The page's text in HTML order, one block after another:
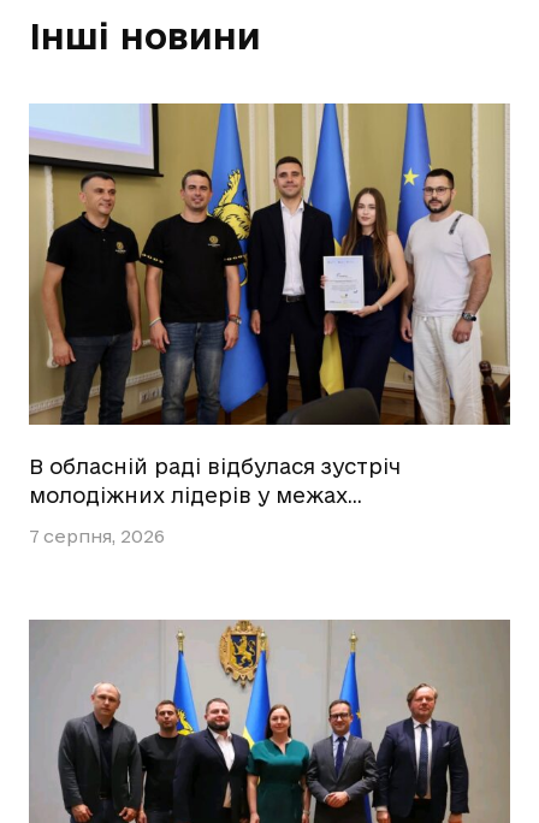
Інші новини
В обласній раді відбулася зустріч
молодіжних лідерів у межах…
7 серпня, 2026